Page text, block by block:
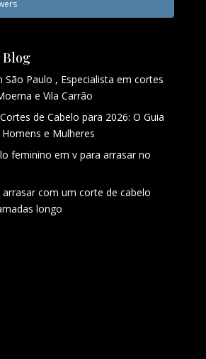
Blog
São Paulo , Especialista em cortes
e Vila Carrão
de Cabelo para 2026: O Guia
e Mulheres
feminino em v para arrasar no
com um corte de cabelo
longo